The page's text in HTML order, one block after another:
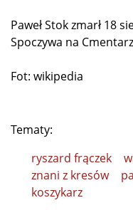
Paweł Stok zmarł 18
Spoczywa na
Fot: wikipedia
Tematy:
ryszard frączek
znani z kresów
koszykarz